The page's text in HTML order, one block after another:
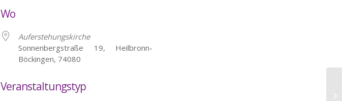
Wo
Auferstehungskirche
Sonnenbergstraße 19, Heilbronn-
Böckingen, 74080
Veranstaltungstyp